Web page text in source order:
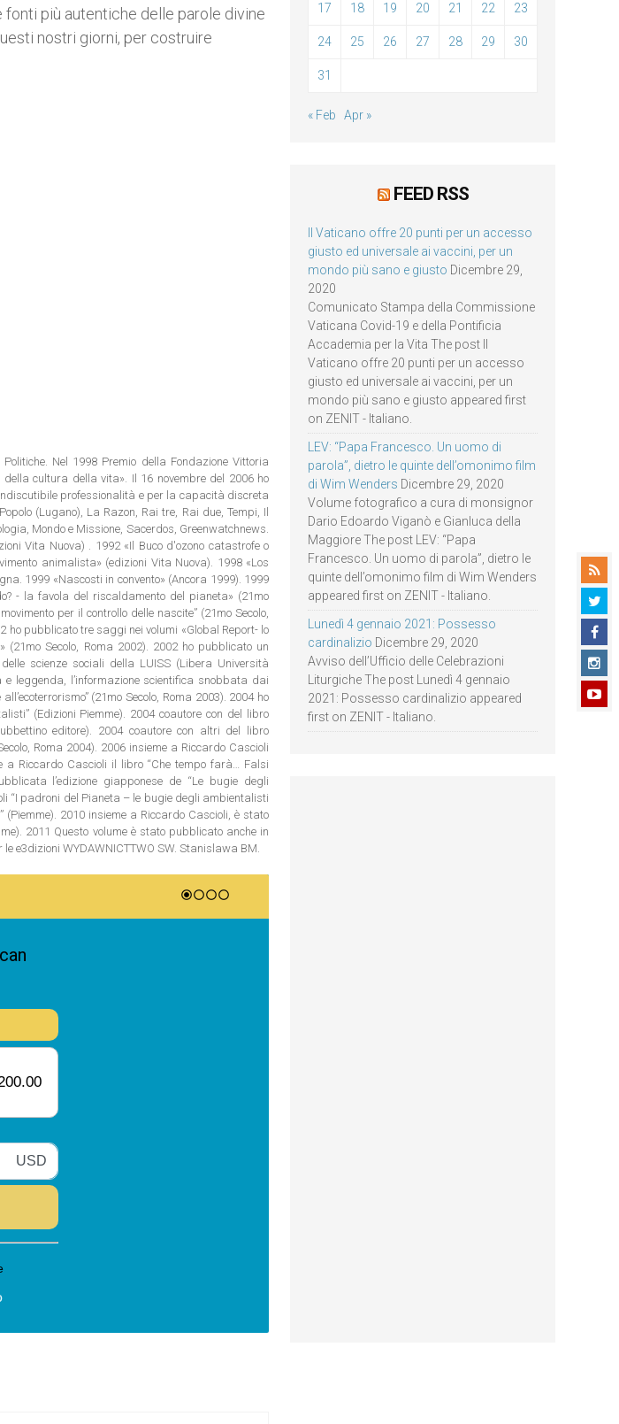
più autentiche delle parole divine
nostri giorni, per costruire
Nel 1998 Premio della Fondazione Vittoria
cultura della vita». Il 16 novembre del 2006 ho
professionalità e per la capacità discreta
(Lugano), La Razon, Rai tre, Rai due, Tempi, Il
Mondo e Missione, Sacerdos, Greenwatchnews.
Vita Nuova) . 1992 «Il Buco d'ozono catastrofe o
animalista» (edizioni Vita Nuova). 1998 «Los
1999 «Nascosti in convento» (Ancora 1999). 1999
- la favola del riscaldamento del pianeta» (21mo
per il controllo delle nascite” (21mo Secolo,
ho pubblicato tre saggi nei volumi «Global Report- lo
Secolo, Roma 2002). 2002 ho pubblicato un
scienze sociali della LUISS (Libera Università
leggenda, l’informazione scientifica snobbata dai
(21mo Secolo, Roma 2003). 2004 ho
(Edizioni Piemme). 2004 coautore con del libro
editore). 2004 coautore con altri del libro
Roma 2004). 2006 insieme a Riccardo Cascioli
a Riccardo Cascioli il libro “Che tempo farà… Falsi
l’edizione giapponese de “Le bugie degli
“I padroni del Pianeta – le bugie degli ambientalisti
2010 insieme a Riccardo Cascioli, è stato
2011 Questo volume è stato pubblicato anche in
e3dizioni WYDAWNICTTWO SW. Stanislawa BM.
17 18 19 20 21 22 23
24 25 26 27 28 29 30
31
« Feb Apr »
FEED RSS
Il Vaticano offre 20 punti per un accesso
giusto ed universale ai vaccini, per un
mondo più sano e giusto Dicembre 29,
2020
Comunicato Stampa della Commissione
Vaticana Covid-19 e della Pontificia
Accademia per la Vita The post Il
Vaticano offre 20 punti per un accesso
giusto ed universale ai vaccini, per un
mondo più sano e giusto appeared first
on ZENIT - Italiano.
LEV: “Papa Francesco. Un uomo di
parola”, dietro le quinte dell’omonimo film
di Wim Wenders Dicembre 29, 2020
Volume fotografico a cura di monsignor
Dario Edoardo Viganò e Gianluca della
Maggiore The post LEV: “Papa
Francesco. Un uomo di parola”, dietro le
quinte dell’omonimo film di Wim Wenders
appeared first on ZENIT - Italiano.
Lunedì 4 gennaio 2021: Possesso
cardinalizio Dicembre 29, 2020
Avviso dell’Ufficio delle Celebrazioni
Liturgiche The post Lunedì 4 gennaio
2021: Possesso cardinalizio appeared
first on ZENIT - Italiano.